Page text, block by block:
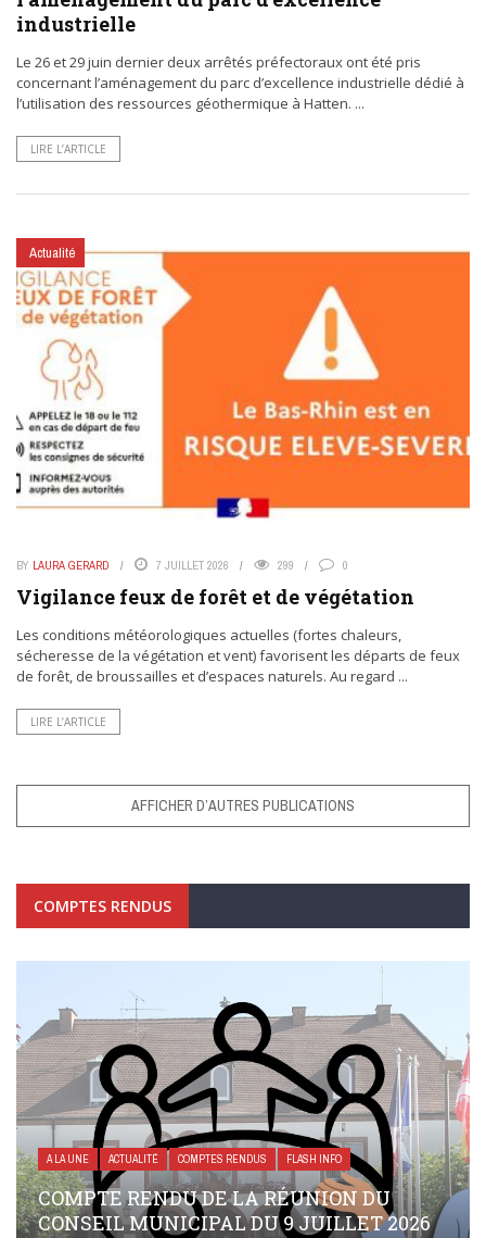
industrielle
Le 26 et 29 juin dernier deux arrêtés préfectoraux ont été pris
concernant l’aménagement du parc d’excellence industrielle dédié à
l’utilisation des ressources géothermique à Hatten. ...
LIRE L’ARTICLE
Actualité
BY LAURA GERARD 7 JUILLET 2026 299 0
Vigilance feux de forêt et de végétation
Les conditions météorologiques actuelles (fortes chaleurs,
sécheresse de la végétation et vent) favorisent les départs de feux
de forêt, de broussailles et d’espaces naturels. Au regard ...
LIRE L’ARTICLE
AFFICHER D’AUTRES PUBLICATIONS
COMPTES RENDUS
A LA UNE ACTUALITÉ COMPTES RENDUS FLASH INFO
COMPTE RENDU DE LA RÉUNION DU
CONSEIL MUNICIPAL DU 9 JUILLET 2026